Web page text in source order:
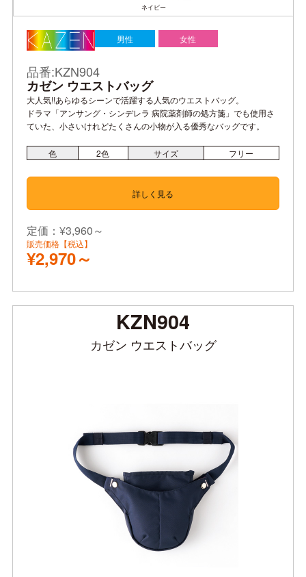
ネイビー
男性 女性
品番:KZN904
カゼン ウエストバッグ
大人気!!あらゆるシーンで活躍する人気のウエストバッグ。
ドラマ「アンサング・シンデレラ 病院薬剤師の処方箋」でも使用さ
ていた、小さいけれどたくさんの小物が入る優秀なバッグです。
色 2色 サイズ フリー
詳しく見る
定価：¥3,960～
販売価格【税込】
¥2,970～
KZN904
カゼン ウエストバッグ